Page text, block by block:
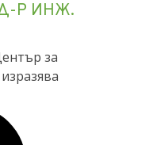
Д-Р ИНЖ.
за